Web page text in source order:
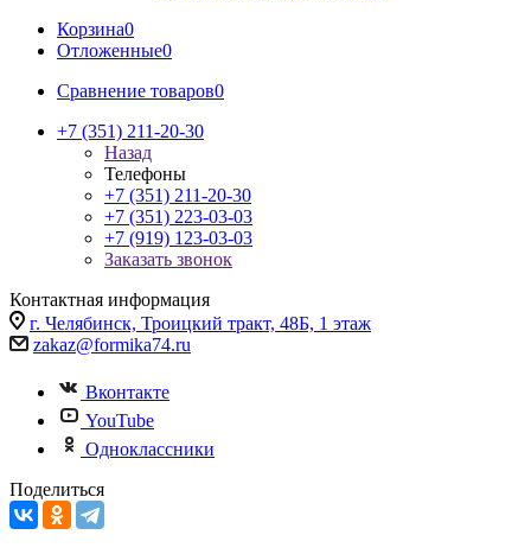
Корзина0
Отложенные0
Сравнение товаров0
+7 (351) 211-20-30
Назад
Телефоны
+7 (351) 211-20-30
+7 (351) 223-03-03
+7 (919) 123-03-03
Заказать звонок
Контактная информация
г. Челябинск, Троицкий тракт, 48Б, 1 этаж
zakaz@formika74.ru
Вконтакте
YouTube
Одноклассники
Поделиться